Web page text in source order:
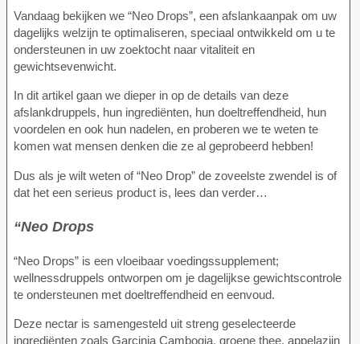
Vandaag bekijken we “Neo Drops”, een afslankaanpak om uw
dagelijks welzijn te optimaliseren, speciaal ontwikkeld om u te
ondersteunen in uw zoektocht naar vitaliteit en
gewichtsevenwicht.
In dit artikel gaan we dieper in op de details van deze
afslankdruppels, hun ingrediënten, hun doeltreffendheid, hun
voordelen en ook hun nadelen, en proberen we te weten te
komen wat mensen denken die ze al geprobeerd hebben!
Dus als je wilt weten of “Neo Drop” de zoveelste zwendel is of
dat het een serieus product is, lees dan verder…
“Neo Drops
“Neo Drops” is een vloeibaar voedingssupplement;
wellnessdruppels ontworpen om je dagelijkse gewichtscontrole
te ondersteunen met doeltreffendheid en eenvoud.
Deze nectar is samengesteld uit streng geselecteerde
ingrediënten zoals Garcinia Cambogia, groene thee, appelazijn